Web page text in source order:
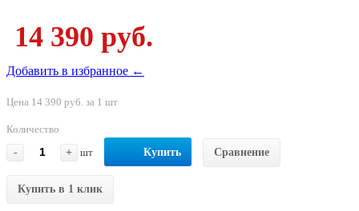
14 390 руб.
Добавить в избранное ←
Цена 14 390 руб. за 1 шт
Количество
-
+ шт Купить Сравнение
Купить в 1 клик